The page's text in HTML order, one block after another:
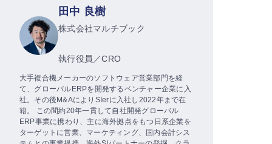
田中 良樹
株式会社マルチブック
執行役員／CRO
大手複合機メーカーのソフトウェア営業部門を経
て、グローバルERPを開発するベンチャー企業に入
社。その後M&AによりSIerに入社し2022年まで在
籍。 この間約20年一貫して自社開発グローバル
ERP事業に携わり、主に海外拠点をもつ日系企業を
ターゲットに営業、マーケティング、国内会計シス